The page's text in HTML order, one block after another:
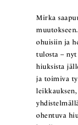
Mirka
ohuisiin ja
tulosta – nyt
hiuksista
ja toimiva
ohentuva